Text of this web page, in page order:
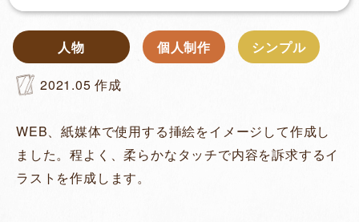
人物 個⼈制作 シンプル
2021.05 作成
WEB、紙媒体で使用する挿絵をイメージして作成し
ました。程よく、柔らかなタッチで内容を訴求するイ
ラストを作成します。